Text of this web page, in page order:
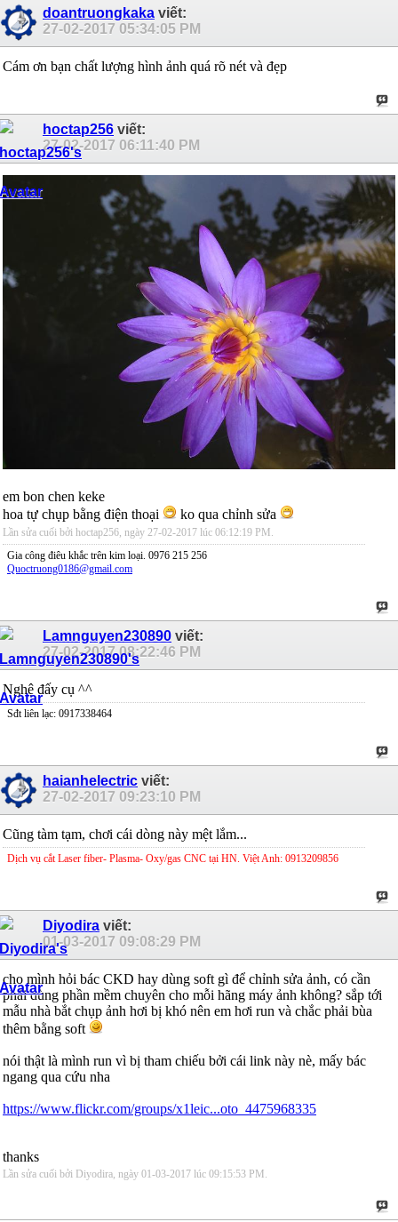
doantruongkaka viết:
27-02-2017 05:34:05 PM
Cám ơn bạn chất lượng hình ảnh quá rõ nét và đẹp
hoctap256 viết:
27-02-2017 06:11:40 PM
em bon chen keke
hoa tự chụp bằng điện thoại
ko qua chỉnh sửa
Lần sửa cuối bởi hoctap256, ngày 27-02-2017 lúc 06:12:19 PM
Gia công điêu khắc trên kim loại. 0976 215 256
Quoctruong0186@gmail.com
Lamnguyen230890 viết:
27-02-201708:22:46 PM
Nghệ đấy cụ ^^
Sđt liên lạc: 0917338464
haianhelectric viết:
27-02-2017 09:23:10 PM
Cũng tàm tạm, chơi cái dòng này mệt lắm...
Dịch vụ cắt Laser fiber- Plasma- Oxy/gas CNC tại HN. Việt Anh: 0913209856
Diyodira viết:
01-03-2017 09:08:29 PM
cho mình hỏi bác CKD hay dùng soft gì để chỉnh sửa ảnh, có cần
phải dùng phần mềm chuyên cho mỗi hãng máy ảnh không? sắp tới
mẫu nhà bắt chụp ảnh hơi bị khó nên em hơi run và chắc phải bùa
thêm bằng soft
nói thật là mình run vì bị tham chiếu bởi cái link này nè, mấy bác
ngang qua cứu nha
https://www.flickr.com/groups/x1leic...oto_4475968335
thanks
Lần sửa cuối bởi Diyodira, ngày 01-03-2017 lúc 09:15:53 PM .